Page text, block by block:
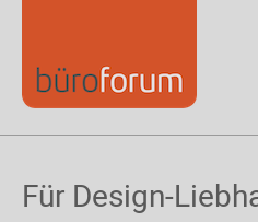
Für Design-